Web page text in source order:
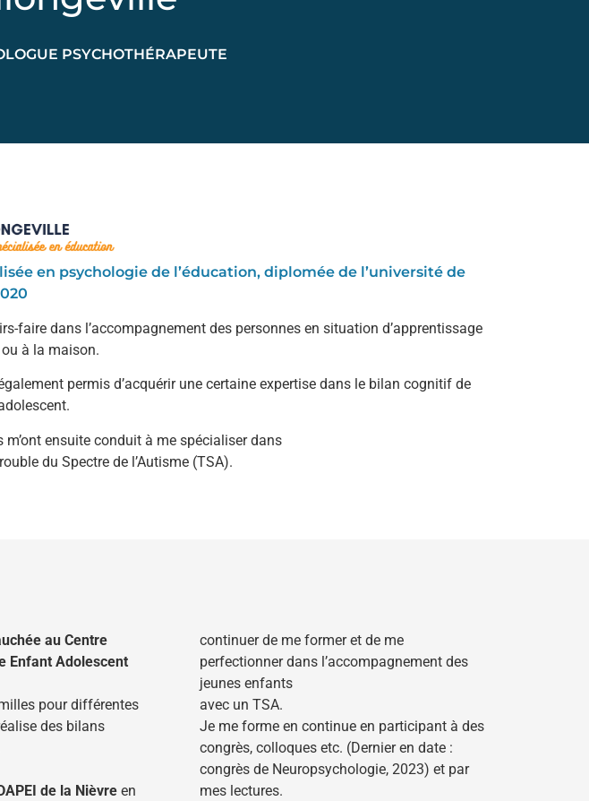
PSYCHOTHÉRAPEUTE
en psychologie de l’éducation, diplomée de l’université de
faire dans l’accompagnement des personnes en situation d’apprentissage
ou à la maison.
permis d’acquérir une certaine expertise dans le bilan cognitif de
ensuite conduit à me spécialiser dans
du Spectre de l’Autisme (TSA).
au Centre
Enfant Adolescent
pour différentes
des bilans
de la Nièvreen
continuer de me former et de me
perfectionner dans l’accompagnement des
jeunes enfants
avec un TSA.
Je me forme en continue en participant à des
congrès, colloques etc. (Dernier en date :
congrès de Neuropsychologie, 2023) et par
mes lectures.